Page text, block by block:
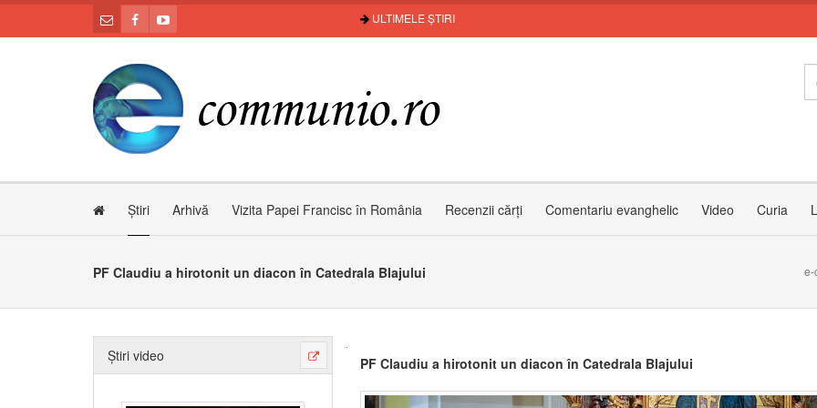
ULTIMELE ȘTIRI
Știri Arhivă Vizita Papei Francisc în România Recenzii cărți Comentariu evanghelic Video Curia
PF Claudiu a hirotonit un diacon în Catedrala Blajului e-
Știri video PF Claudiu a hirotonit un diacon în Catedrala Blajului